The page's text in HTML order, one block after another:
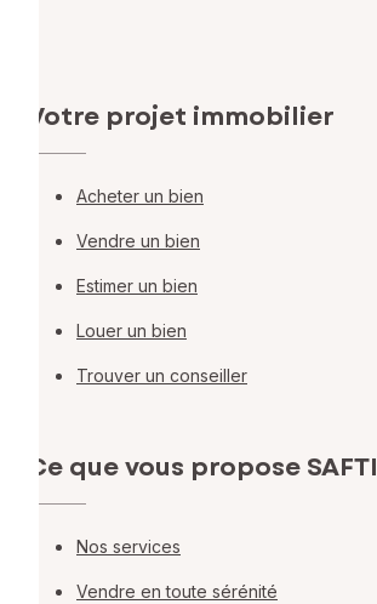
Votre projet immobilier
Acheter un bien
Vendre un bien
Estimer un bien
Louer un bien
Trouver un conseiller
Ce que vous propose SAFTI
Nos services
Vendre en toute sérénité